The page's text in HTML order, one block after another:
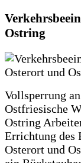
Ostring
Vollsperrung
Ostfriesische
Ostring
Errichtung des
Osterort und